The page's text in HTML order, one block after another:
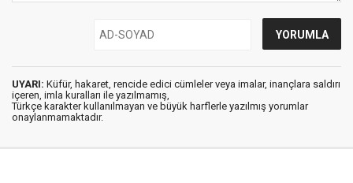
UYARI: Küfür, hakaret, rencide edici cümleler veya imalar, inançlara saldırı
içeren, imla kuralları ile yazılmamış,
Türkçe karakter kullanılmayan ve büyük harflerle yazılmış yorumlar
onaylanmamaktadır.